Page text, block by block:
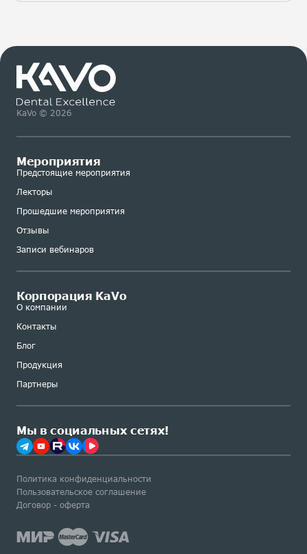
KaVo © 2026
Мероприятия
Предстоящие мероприятия
Лекторы
Прошедшие мероприятия
Отзывы
Записи вебинаров
Корпорация KaVo
О компании
Контакты
Блог
Продукция
Партнеры
Мы в социальных сетях!
Политика конфиденциальности
Пользовательское соглашение
Договор - оферта